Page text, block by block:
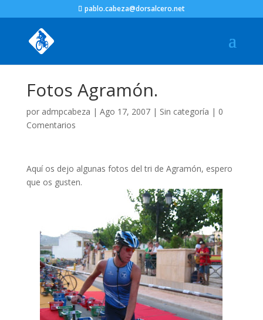
pablo.cabeza@dorsalcero.net
Fotos Agramón.
por admpcabeza | Ago 17, 2007| Sin categoría | 0
Comentarios
Aquí os dejo algunas fotos del tri de Agramón, espero
que os gusten.